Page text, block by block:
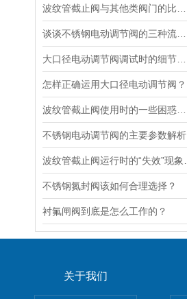
怎样正确运用大口径电动调节阀？
不锈钢电动调节阀的主要参数解析
不锈钢氮封阀该如何合理选择？
衬氟闸阀到底是怎么工作的？
关于我们